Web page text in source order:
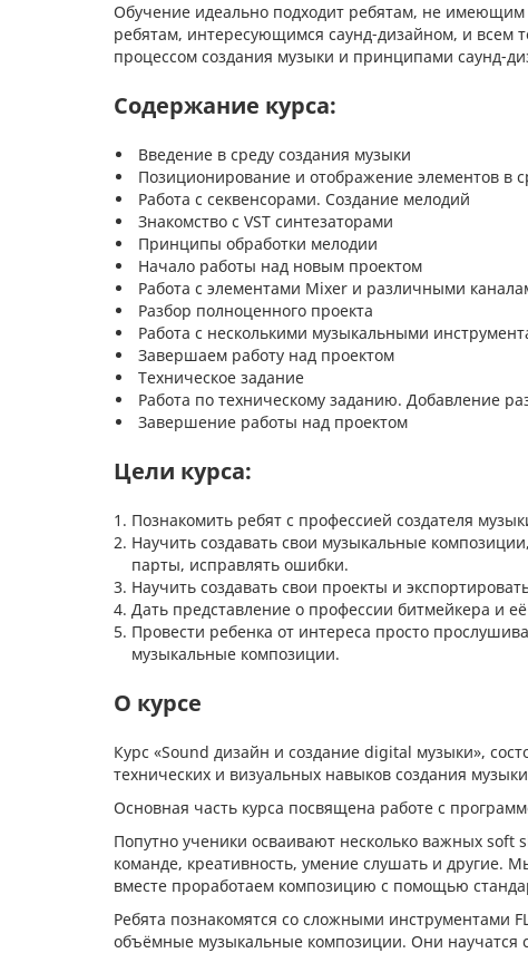
Обучение идеально подходит ребятам, не имеющим
ребятам, интересующимся саунд-дизайном, и всем
процессом создания музыки и принципами саунд-
Содержание курса:
Введение в среду создания музыки
Позиционирование и отображение элементов в
Работа с секвенсорами. Создание мелодий
Знакомство с VST синтезаторами
Принципы обработки мелодии
Начало работы над новым проектом
Работа с элементами Mixer и различными
Разбор полноценного проекта
Работа с несколькими музыкальными
Завершаем работу над проектом
Техническое задание
Работа по техническому заданию. Добавление
Завершение работы над проектом
Цели курса:
Познакомить ребят с профессией создателя
Научить создавать свои музыкальные
парты, исправлять ошибки.
Научить создавать свои проекты и
Дать представление о профессии битмейкера и
Провести ребенка от интереса просто
музыкальные композиции.
О курсе
Курс «Sound дизайн и создание digital музыки»,
технических и визуальных навыков создания
Основная часть курса посвящена работе с
Попутно ученики осваивают несколько важных soft
команде, креативность, умение слушать и другие.
вместе проработаем композицию с помощью
Ребята познакомятся со сложными инструментами
объёмные музыкальные композиции. Они научатся